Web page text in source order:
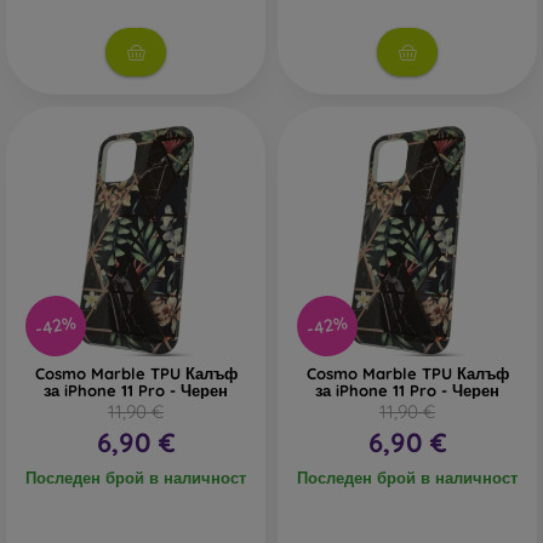
В нашия онлайн магазин
ще намерите десетки
интересни калъфи за телефони, изработени от различни
материали. Просто изберете този, който е за вас.
-42%
Cosmo Marble TPU Калъф
за iPhone 11 Pro - Черен
11,90 €
6,90 €
Последен брой в наличност
-42%
Cosmo Marble TPU Калъф
за iPhone 11 Pro - Черен
11,90 €
6,90 €
Последен брой в наличност